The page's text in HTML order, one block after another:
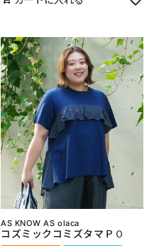
AS KNOW AS olaca
コズミックコミズタマＰＯ